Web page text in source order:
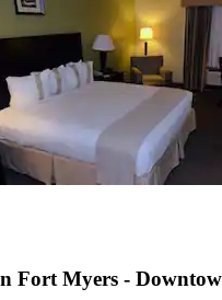
Fort Myers -